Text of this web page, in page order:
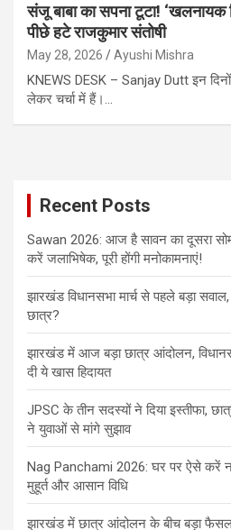
संजू बाबा का सपना टूटा! ‘खलनायक
पीछे हटे राजकुमार संतोषी
May 28, 2026 Ayushi Mishra
KNEWS DESK – Sanjay Dutt इन
लेकर चर्चा में हैं।…
Recent Posts
Sawan 2026: आज है सावन का दूसरा
करें जलाभिषेक, पूरी होंगी मनोकामनाएं!
झारखंड विधानसभा मार्च से पहले बड़ा
छात्र?
झारखंड में आज बड़ा छात्र आंदोलन,
दी ये खास हिदायत
JPSC के तीन सदस्यों ने दिया इस्तीफा,
ने युवाओं से मांगे सुझाव
Nag Panchami 2026: घर पर ऐसे करें
मुहूर्त और आसान विधि
झारखंड में छात्र आंदोलन के बीच बड़ा फैसला,